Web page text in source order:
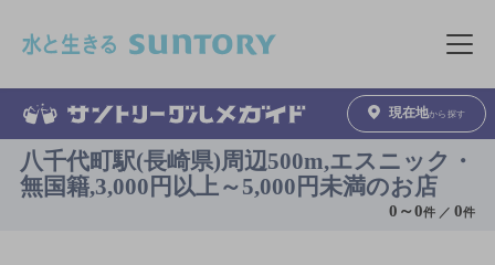
メニュ
現在地から探す
八千代町駅(長崎県)周辺500m,エスニック・
無国籍,3,000円以上～5,000円未満のお店
0 ～0件 ／0件